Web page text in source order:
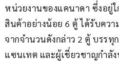
หน่วยงานของแคนาดา ซึ่งอยู่
สินค้าอย่างน้อย 6 ตู้ ได้รับควา
จากจำนวนดังกล่าว 2 ตู้ บรรทุ
แซนเทต และผู้เชี่ยวชาญกำลั